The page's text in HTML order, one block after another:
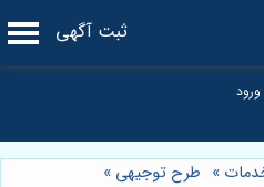
ثبت آگهی
» طرح توجیهی »